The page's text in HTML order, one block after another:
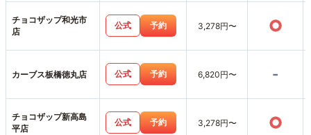
チョコザップ和光市
店
公式 予約 3,278円〜 ○
カーブス板橋徳丸店 公式 予約 6,820円〜 -
チョコザップ新高島
平店
公式 予約 3,278円〜 ○